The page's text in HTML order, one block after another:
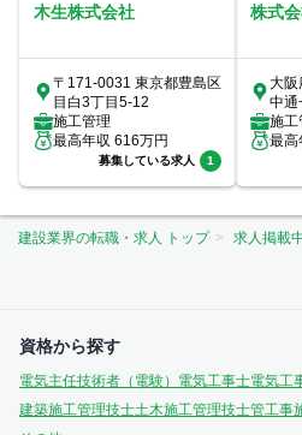
木生株式会社
〒171-0031 東京都豊島区
目白3丁目5-12
施工管理
最高年収 616万円
募集している求人 1
株式
大阪
中通
施工
最高
建設業界の転職・求人 トップ 求人掲載
資格から探す
電気主任技術者（電験） 電気工事士電気工
建築施工管理技士土木施工管理技士管工事